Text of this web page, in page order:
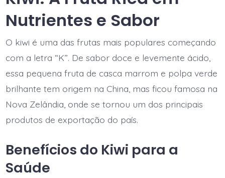
Nutrientes e Sabor
O kiwi é uma das frutas mais populares começando
com a letra “K”. De sabor doce e levemente ácido,
essa pequena fruta de casca marrom e polpa verde
brilhante tem origem na China, mas ficou famosa na
Nova Zelândia, onde se tornou um dos principais
produtos de exportação do país.
Benefícios do Kiwi para a
Saúde